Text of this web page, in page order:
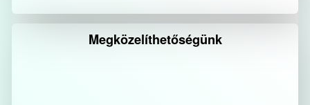
Megközelíthetőségünk